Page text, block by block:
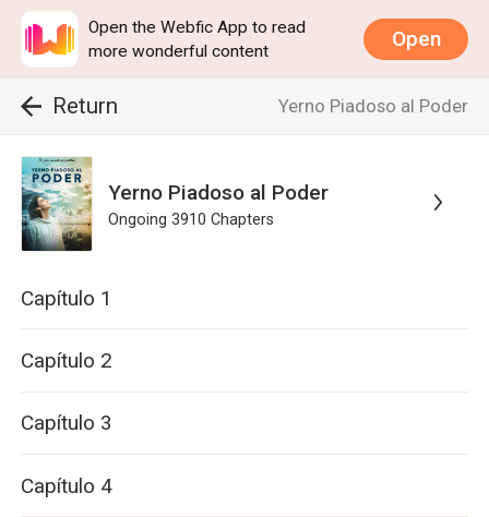
Open the Webfic App to read
more wonderful content
Open
Return Yerno Piadoso al Poder
Yerno Piadoso al Poder
Ongoing 3910 Chapters
Capítulo 1
Capítulo 2
Capítulo 3
Capítulo 4